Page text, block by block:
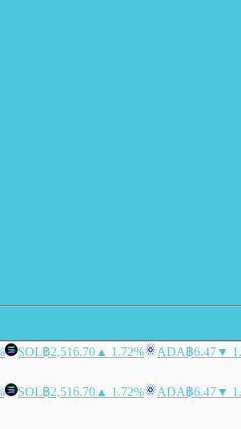
SOL฿2,516.70 ▲ 1.72% ADA฿6.47▼
SOL฿2,516.70 ▲ 1.72% ADA฿6.47▼